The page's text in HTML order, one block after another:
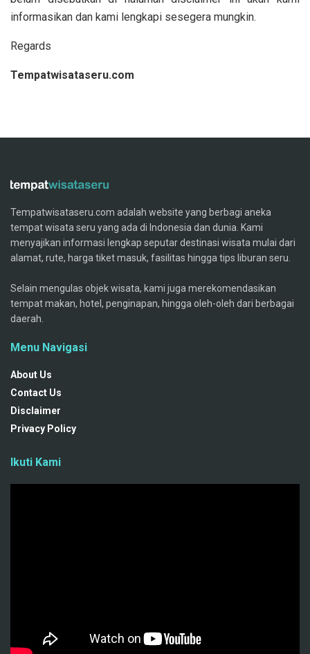
informasikan dan kami lengkapi sesegera mungkin.
Regards
Tempatwisataseru.com
Tempatwisataseru.com adalah website yang berbagi aneka
tempat wisata seru yang ada di Indonesia dan dunia. Kami
menyajikan informasi lengkap seputar destinasi wisata mulai dari
alamat, rute, harga tiket masuk, fasilitas hingga tips liburan seru.
Selain mengulas objek wisata, kami juga merekomendasikan
tempat makan, hotel, penginapan, hingga oleh-oleh dari berbagai
daerah.
Menu Navigasi
About Us
Contact Us
Disclaimer
Privacy Policy
Ikuti Kami